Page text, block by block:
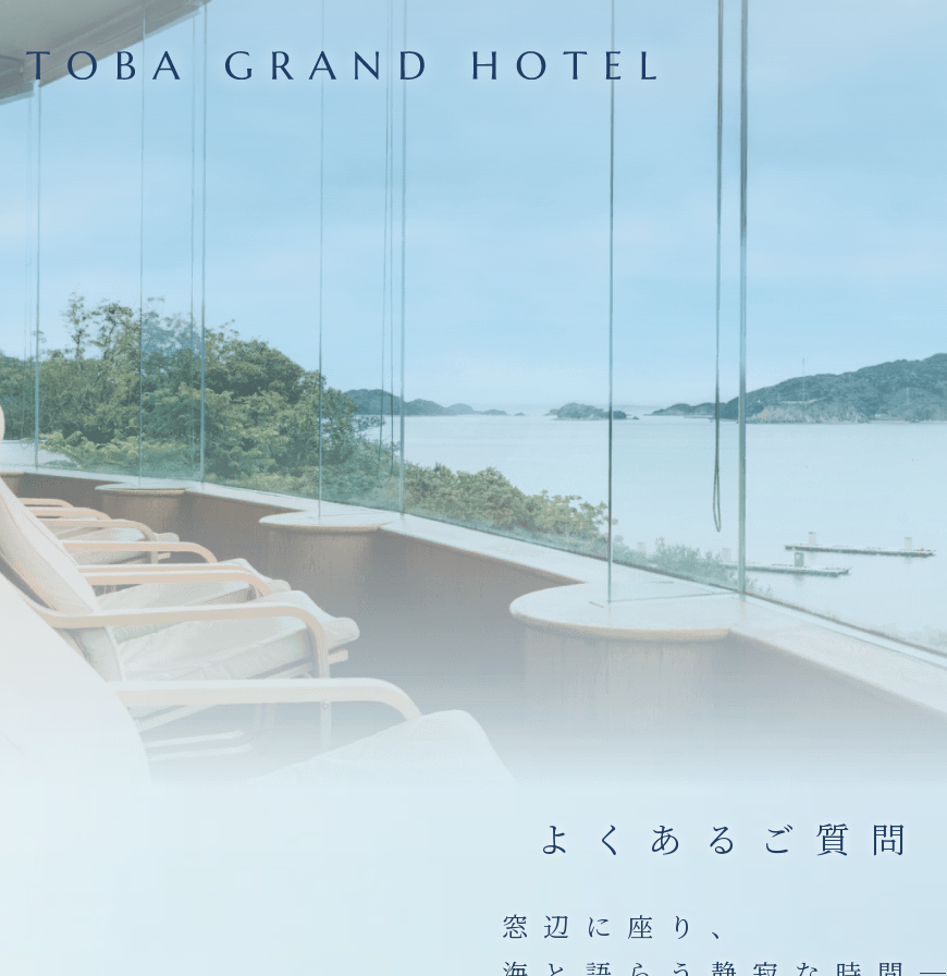
よくあるご質問
窓辺に座り、